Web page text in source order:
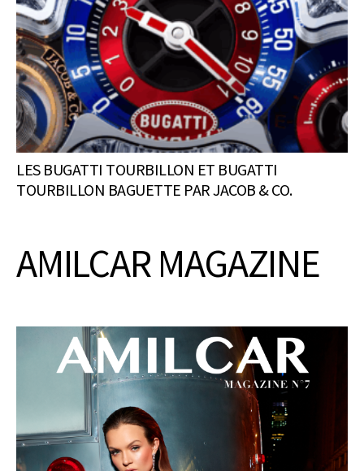
LES BUGATTI TOURBILLON ET BUGATTI
TOURBILLON BAGUETTE PAR JACOB & CO.
AMILCAR MAGAZINE